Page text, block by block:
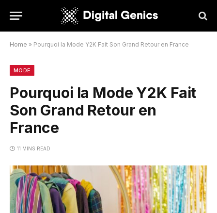
Home » Pourquoi la Mode Y2K Fait Son Grand Retour en France
MODE
Pourquoi la Mode Y2K Fait
Son Grand Retour en
France
11 MINS READ